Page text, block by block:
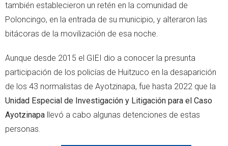
también establecieron un retén en la comunidad de
Poloncingo, en la entrada de su municipio, y alteraron las
bitácoras de la movilización de esa noche.
Aunque desde 2015 el GIEI dio a conocer la presunta
participación de los policías de Huitzuco en la desaparición
de los 43 normalistas de Ayotzinapa, fue hasta 2022 que la
Unidad Especial de Investigación y Litigación para el Caso
Ayotzinapa llevó a cabo algunas detenciones de estas
personas.